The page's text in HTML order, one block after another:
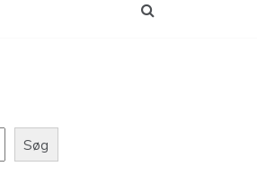
Søg